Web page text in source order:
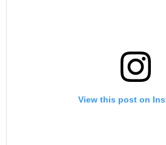
View this post on